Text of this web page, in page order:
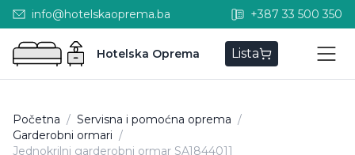
info@hotelskaoprema.ba +387 33 500 350
Hotelska Oprema Lista
Početna / Servisna i pomoćna oprema /
Garderobni ormari /
Jednokrilni garderobni ormar SA1844011